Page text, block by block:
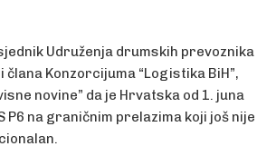
Udruženja drumskih prevoznika
člana Konzorcijuma “Logistika BiH”,
novine” da je Hrvatska od 1. juna
P6 na graničnim prelazima koji još nije